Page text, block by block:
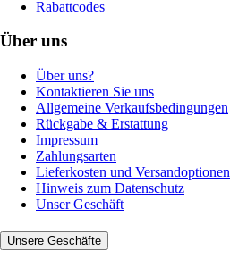
Rabattcodes
Über uns
Über uns?
Kontaktieren Sie uns
Allgemeine Verkaufsbedingungen
Rückgabe & Erstattung
Impressum
Zahlungsarten
Lieferkosten und Versandoptionen
Hinweis zum Datenschutz
Unser Geschäft
Unsere Geschäfte